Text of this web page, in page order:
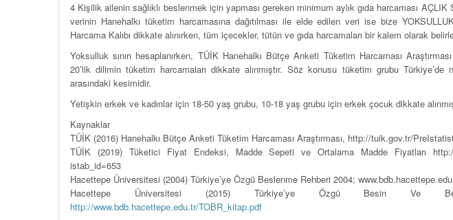
4 Kişilik ailenin sağlıklı beslenmek için yapması gereken minimum aylık gıda harcaması
verinin Hanehalkı tüketim harcamasına dağıtılması ile elde edilen veri ise bize
Harcama Kalıbı dikkate alınırken, tüm içecekler, tütün ve gıda harcamaları bir kalem olarak
Yoksulluk sınırı hesaplanırken, TÜİK Hanehalkı Bütçe Anketi Tüketim Harcaması
20’lik dilimin tüketim harcamaları dikkate alınmıştır. Söz konusu tüketim grubu Türkiye’de
arasındaki kesimidir.
Yetişkin erkek ve kadınlar için 18-50 yaş grubu, 10-18 yaş grubu için erkek çocuk dikkate
Kaynaklar
TÜİK (2016) Hanehalkı Bütçe Anketi Tüketim Harcaması Araştırması, http://tuik.gov.tr/
TÜİK (2019) Tüketici Fiyat Endeksi, Madde Sepeti ve Ortalama Madde Fiyatları http://
istab_id=653
Hacettepe Üniversitesi (2004) Türkiye’ye Özgü Beslenme Rehberi 2004;
Hacettepe Üniversitesi (2015) Türkiye’ye Özgü Besin Ve
http://www.bdb.hacettepe.edu.tr/TOBR_kitap.pdf